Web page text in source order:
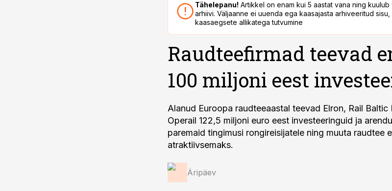
Tähelepanu! Artikkel on enam kui 5 aastat vana ning
arhiivi. Väljaanne ei uuenda ega kaasajasta arhiveeritud
kaasaegsete allikatega tutvumine
Raudteefirmad teevad
100 miljoni eest
Alanud Euroopa raudteeaastal teevad Elron, Rail Baltic
Operail 122,5 miljoni euro eest investeeringuid ja
paremaid tingimusi rongireisijatele ning muuta raudtee
atraktiivsemaks.
Äripäev